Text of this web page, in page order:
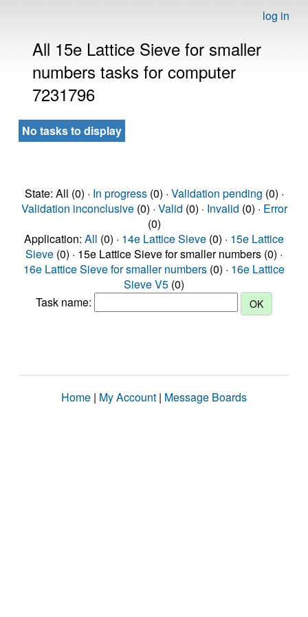
log in
All 15e Lattice Sieve for smaller
numbers tasks for computer
7231796
No tasks to display
State: All (0) · In progress(0) · Validation pending (0) ·
Validation inconclusive(0) · Valid (0) · Invalid (0) · Error
(0)
Application: All (0) · 14e Lattice Sieve (0) · 15e Lattice
Sieve (0) · 15e Lattice Sieve for smaller numbers (0) ·
16e Lattice Sieve for smaller numbers (0) · 16e Lattice
Sieve V5 (0)
Task name:
Home | My Account | Message Boards